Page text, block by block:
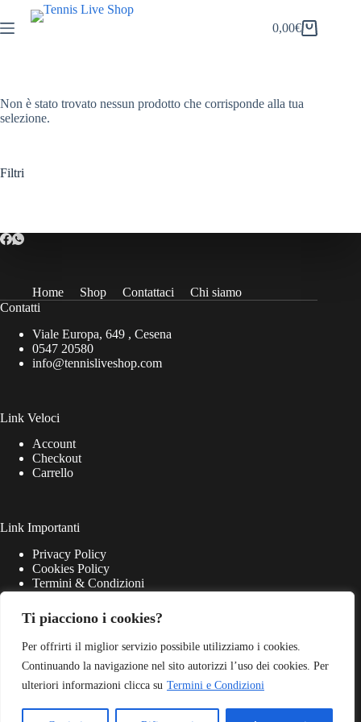
Ti piacciono i cookies?
Per offrirti il miglior servizio possibile utilizziamo i cookies.
Continuando la navigazione nel sito autorizzi l’uso dei cookies. Per
ulteriori informazioni clicca su Termini e Condizioni
al
contenuto
Carrello
0,00€
Non è stato trovato nessun prodotto che corrisponde alla tua
selezione.
Filtri
Home Shop Contattaci
Chi siamo
Contatti
Viale Europa, 649 , Cesena
0547 20580
info@tennisliveshop.com
Link Veloci
Account
Checkout
Carrello
Link Importanti
Privacy Policy
Cookies Policy
Termini & Condizioni